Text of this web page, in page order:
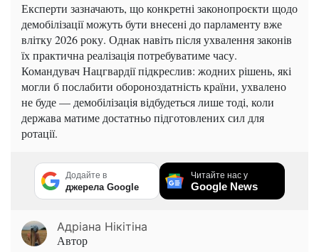
Експерти зазначають, що конкретні законопроєкти щодо
демобілізації можуть бути внесені до парламенту вже
влітку 2026 року. Однак навіть після ухвалення законів
їх практична реалізація потребуватиме часу.
Командувач Нацгвардії підкреслив: жодних рішень, які
могли б послабити обороноздатність країни, ухвалено
не буде — демобілізація відбудеться лише тоді, коли
держава матиме достатньо підготовлених сил для
ротації.
Додайте в
джерела Google
Читайте нас у
Google News
Адріана Нікітіна
Автор